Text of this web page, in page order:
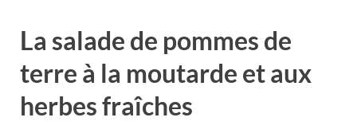
La salade de pommes de
terre à la moutarde et aux
herbes fraîches